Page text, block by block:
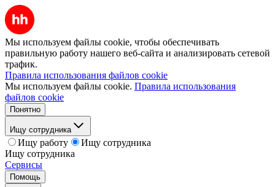
Мы используем файлы cookie, чтобы обеспечивать
правильную работу нашего веб-сайта и анализировать сетевой
трафик.
Правила использования файлов cookie
Мы используем файлы cookie. Правила использования
файлов cookie
Понятно
Ищу сотрудника
Ищу работу
Ищу сотрудника
Ищу сотрудника
Сервисы
Помощь